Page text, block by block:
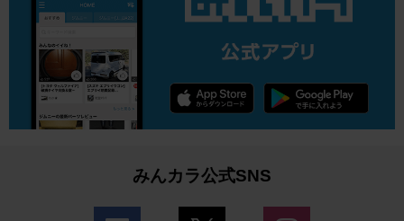
みんカラ公式SNS